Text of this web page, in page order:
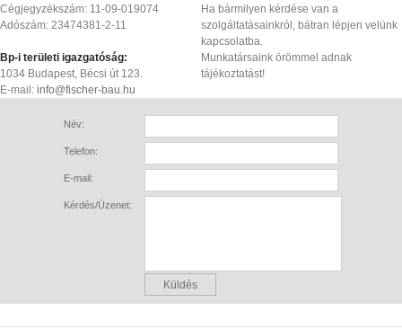
Cégjegyzékszám: 11-09-019074
Adószám: 23474381-2-11
Bp-i területi igazgatóság:
1034 Budapest, Bécsi út 123.
E-mail: info@fischer-bau.hu
Ha bármilyen kérdése van a
szolgáltatásainkról, bátran lépjen velünk
kapcsolatba.
Munkatársaink örömmel adnak
tájékoztatást!